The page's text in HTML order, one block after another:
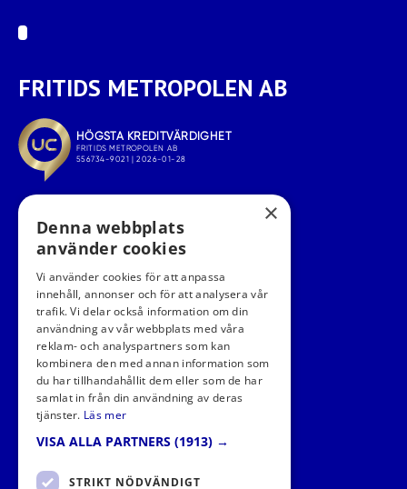
FRITIDS METROPOLEN AB
FÖLJ OSS I SOCIALA MEDIER
×
Denna webbplats
använder cookies
Vi använder cookies för att anpassa
innehåll, annonser och för att analysera vår
trafik. Vi delar också information om din
användning av vår webbplats med våra
reklam- och analyspartners som kan
kombinera den med annan information som
du har tillhandahållit dem eller som de har
samlat in från din användning av deras
tjänster. Läs mer
VISA ALLA PARTNERS (1913) →
STRIKT NÖDVÄNDIGT